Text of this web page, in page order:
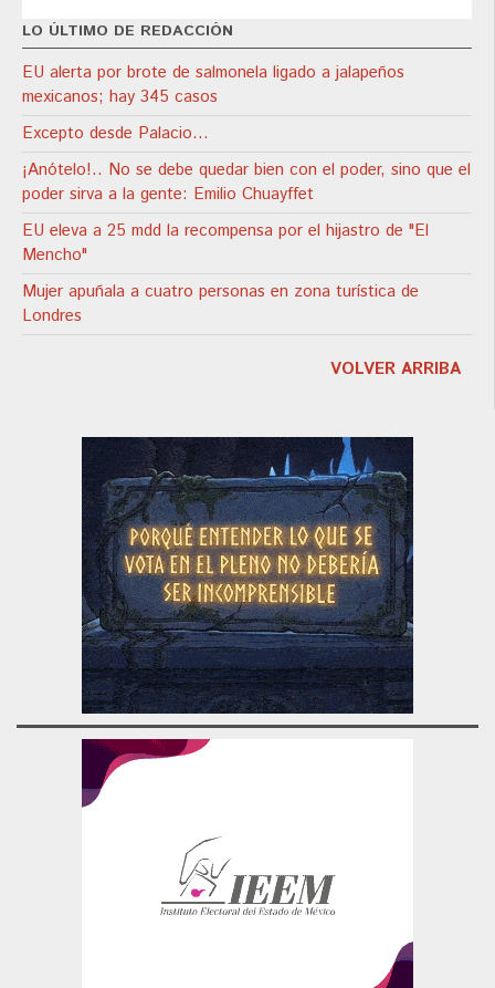
LO ÚLTIMO DE REDACCIÓN
EU alerta por brote de salmonela ligado a jalapeños
mexicanos; hay 345 casos
Excepto desde Palacio…
¡Anótelo!.. No se debe quedar bien con el poder, sino que el
poder sirva a la gente: Emilio Chuayffet
EU eleva a 25 mdd la recompensa por el hijastro de "El
Mencho"
Mujer apuñala a cuatro personas en zona turística de
Londres
VOLVER ARRIBA